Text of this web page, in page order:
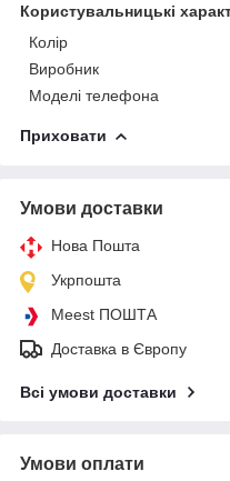
Користувальницькі
Колір
Виробник
Моделі телефона
Приховати
Умови доставки
Нова Пошта
Укрпошта
Meest ПОШТА
Доставка в Європу
Всі умови доставки
Умови оплати